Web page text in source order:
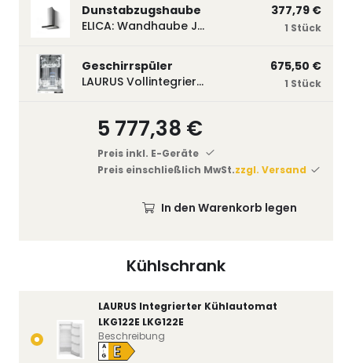
Kühlschrank
LAURUS Integrierter Kühlautomat
LKG122E LKG122E
A
↑
G E
Beschreibung
Dunstabzugshaube
ELICA: Wandhaube JOYE 60-A,600 mm breit Edelstahl JOYE60A
377,79 €
1 Stück
Geschirrspüler
LAURUS Vollintegrierter Geschirrspüler LSV45-3, 450 mm breit, 3 Programme LSV45-3
675,50 €
1 Stück
5 777,38 €
Preis inkl. E-Geräte
Preis einschließlich MwSt.zzgl. Versand
In den Warenkorb legen